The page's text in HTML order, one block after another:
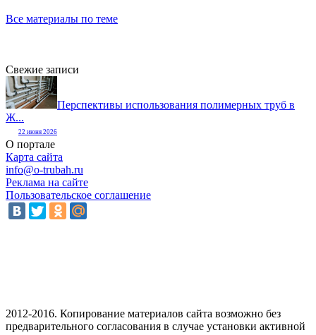
Все материалы по теме
Свежие записи
Перспективы использования полимерных труб в
Ж...
22 июня 2026
О портале
Карта сайта
info@o-trubah.ru
Реклама на сайте
Пользовательское соглашение
2012-2016. Копирование материалов сайта возможно без
предварительного согласования в случае установки активной